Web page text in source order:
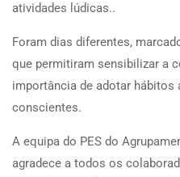
atividades lúdicas..
Foram dias diferentes,
que permitiram sensibilizar a
importância de adotar
conscientes.
A equipa do PES do
agradece a todos os